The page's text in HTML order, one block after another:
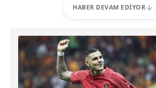
HABER DEVAM EDIYOR